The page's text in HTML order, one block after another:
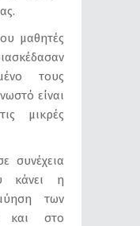
μαθητές
τους
είναι
μικρές
συνέχεια
κάνει η
των
και στο